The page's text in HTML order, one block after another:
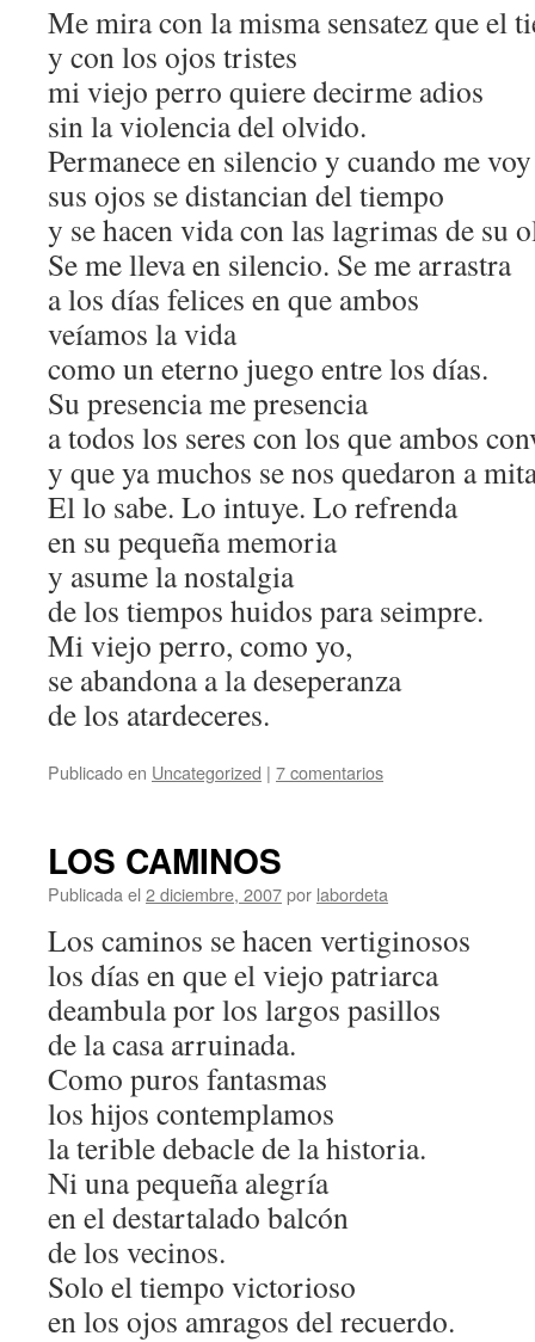
Me mira con la misma sensatez que el
y con los ojos tristes
mi viejo perro quiere decirme adios
sin la violencia del olvido.
Permanece en silencio y cuando me voy
sus ojos se distancian del tiempo
y se hacen vida con las lagrimas de su
Se me lleva en silencio. Se me arrastra
a los días felices en que ambos
veíamos la vida
como un eterno juego entre los días.
Su presencia me presencia
a todos los seres con los que ambos
y que ya muchos se nos quedaron a
El lo sabe. Lo intuye. Lo refrenda
en su pequeña memoria
y asume la nostalgia
de los tiempos huidos para seimpre.
Mi viejo perro, como yo,
se abandona a la deseperanza
de los atardeceres.
Publicado en Uncategorized | 7 comentarios
LOS CAMINOS
Publicada el 2 diciembre, 2007por labordeta
Los caminos se hacen vertiginosos
los días en que el viejo patriarca
deambula por los largos pasillos
de la casa arruinada.
Como puros fantasmas
los hijos contemplamos
la terible debacle de la historia.
Ni una pequeña alegría
en el destartalado balcón
de los vecinos.
Solo el tiempo victorioso
en los ojos amragos del recuerdo.